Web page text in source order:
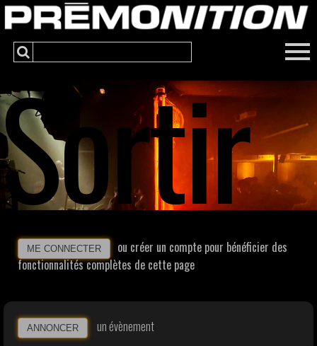
Sortir
ME CONNECTER
ou créer un compte pour bénéficier des
fonctionnalités complètes de cette page
ANNONCER un évènement